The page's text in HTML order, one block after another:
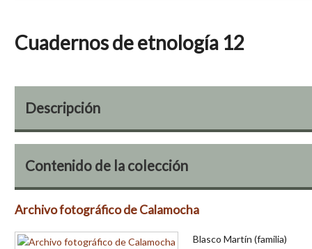
Cuadernos de etnología 12
Descripción
Contenido de la colección
Archivo fotográfico de Calamocha
Blasco Martín (familia)